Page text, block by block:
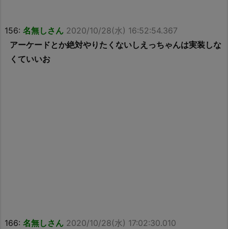
156: 名無しさん 2020/10/28(水) 16:52:54.367
アーケードとか絶対やりたくないしえっちゃんは実装しな
くていいお
166: 名無しさん 2020/10/28(水) 17:02:30.010